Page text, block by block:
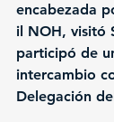
encabezada
il NOH, visitó
participó de
intercambio
Delegación